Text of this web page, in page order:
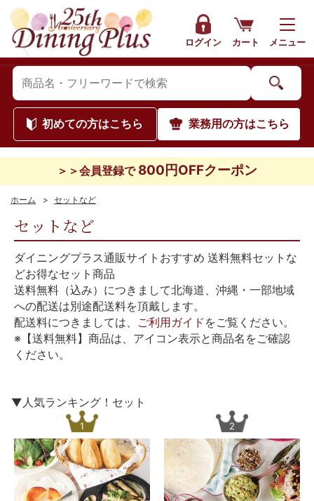
ログイン カート メニュー
初めての方はこちら 業務用の方はこちら
＞＞会員登録で 800円OFFクーポン
ホーム > セットなど
セットなど
ダイニングプラス通販サイトおすすめ 送料無料セットな
どお得なセット商品
送料無料（込み）につきまして北海道、沖縄・一部地域
への配送は別途配送料を頂戴します。
配送料につきましては、
ご利用ガイド をご覧ください。
※【送料無料】商品は、アイコン表示と商品名をご確認
ください。
▼人気ランキング！セット
1 2